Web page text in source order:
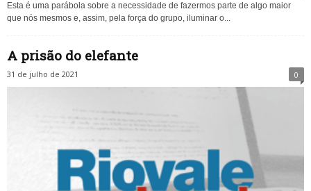
Esta é uma parábola sobre a necessidade de fazermos parte de algo maior
que nós mesmos e, assim, pela força do grupo, iluminar o...
A prisão do elefante
31 de julho de 2021 0